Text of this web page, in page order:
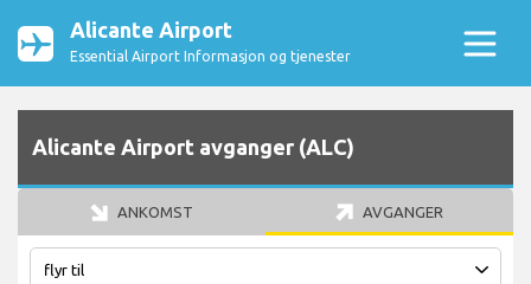
Alicante Airport
Essential Airport Informasjon og tjenester
Alicante Airport avganger (ALC)
ANKOMST AVGANGER